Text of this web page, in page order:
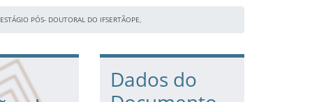
PÓS- DOUTORAL DO IFSERTÃOPE,
Dados do